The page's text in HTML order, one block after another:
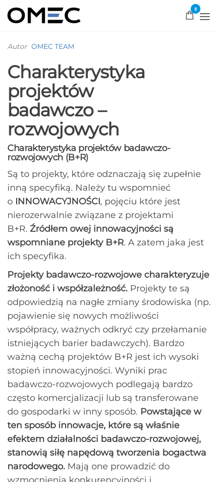
0
Autor OMEC TEAM
Charakterystyka
projektów
badawczo –
rozwojowych
Charakterystyka projektów badawczo-
rozwojowych (B+R)
Są to projekty, które odznaczają się zupełnie
inną specyfiką. Należy tu wspomnieć
o INNOWACYJNOŚCI, pojęciu które jest
nierozerwalnie związane z projektami
B+R. Źródłem owej innowacyjności są
wspomniane projekty B+R. A zatem jaka jest
ich specyfika.
Projekty badawczo-rozwojowe charakteryzuje
złożoność i współzależność. Projekty te są
odpowiedzią na nagłe zmiany środowiska (np.
pojawienie się nowych możliwości
współpracy, ważnych odkryć czy przełamanie
istniejących barier badawczych). Bardzo
ważną cechą projektów B+R jest ich wysoki
stopień innowacyjności. Wyniki prac
badawczo-rozwojowych podlegają bardzo
często komercjalizacji lub są transferowane
do gospodarki w inny sposób. Powstające w
ten sposób innowacje, które są właśnie
efektem działalności badawczo-rozwojowej,
stanowią siłę napędową tworzenia bogactwa
narodowego. Mają one prowadzić do